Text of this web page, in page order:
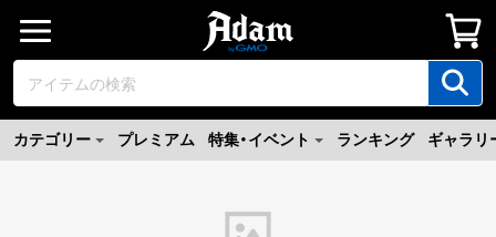
カテゴリー プレミアム 特集・イベント ランキング ギャラリ